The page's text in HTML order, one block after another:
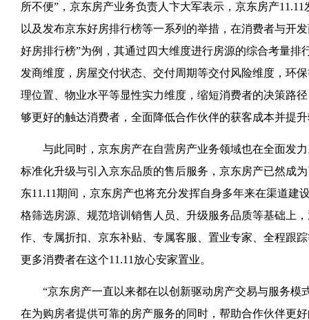
所不便”，京东房产业务负责人卞大军表示，京东房产
以及发布京东好房排行榜等一系列的举措，在消费者与开
好房排行榜”为例，其通过四大维度进行房源的综合考量排
发商维度，房屋交付状态、交付周期等交付风险维度，环
理位置、物业水平等显性实力维度，缩短消费者的决策路
够更好的触达消费者，全面降低合作伙伴的获客成本并提
与此同时，京东房产在自营房产业务领域也在全面发力
标准化升级与引入京东品质的售后服务，京东房产已然成
东11.11期间，京东房产也将充分发挥自身多年来在渠道建
格筛选房源、规范培训销售人员、升级服务品质等基础上
作、专属折扣、京东补贴、专属客服、置业专家、全程跟
更多消费者在这个11.11放心安家置业。
“京东房产一直以来都在以创新驱动房产交易与服务模
在为购房者提供可靠的房产服务的同时，帮助合作伙伴更